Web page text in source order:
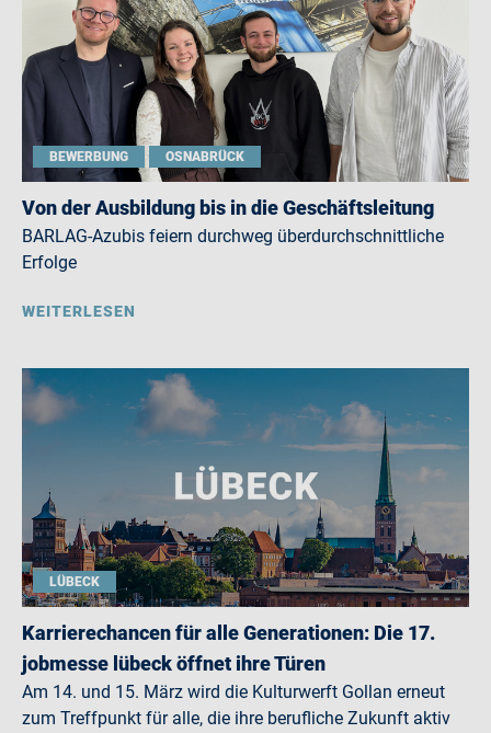
BEWERBUNG OSNABRÜCK
Von der Ausbildung bis in die Geschäftsleitung
BARLAG-Azubis feiern durchweg überdurchschnittliche
Erfolge
WEITERLESEN
LÜBECK
Karrierechancen für alle Generationen: Die 17.
jobmesse lübeck öffnet ihre Türen
Am 14. und 15. März wird die Kulturwerft Gollan erneut
zum Treffpunkt für alle, die ihre berufliche Zukunft aktiv